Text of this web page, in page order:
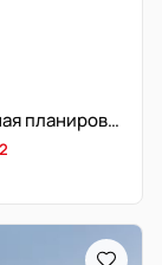
Инвестиционное предложение | Удачная планировка | Свободна и низкий этаж